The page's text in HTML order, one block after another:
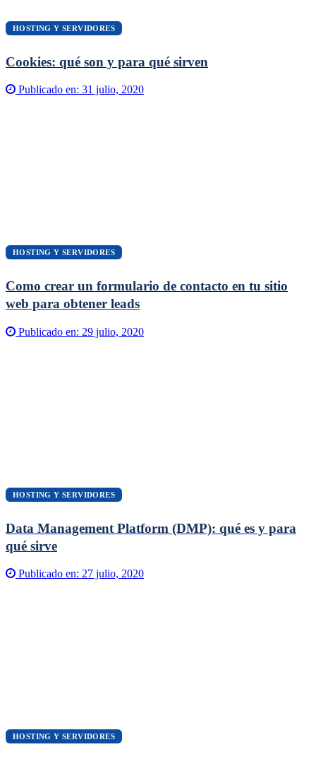
HOSTING Y SERVIDORES
Cookies: qué son y para qué sirven
Publicado en: 31 julio, 2020
HOSTING Y SERVIDORES
Como crear un formulario de contacto en tu sitio
web para obtener leads
Publicado en: 29 julio, 2020
HOSTING Y SERVIDORES
Data Management Platform (DMP): qué es y para
qué sirve
Publicado en: 27 julio, 2020
HOSTING Y SERVIDORES